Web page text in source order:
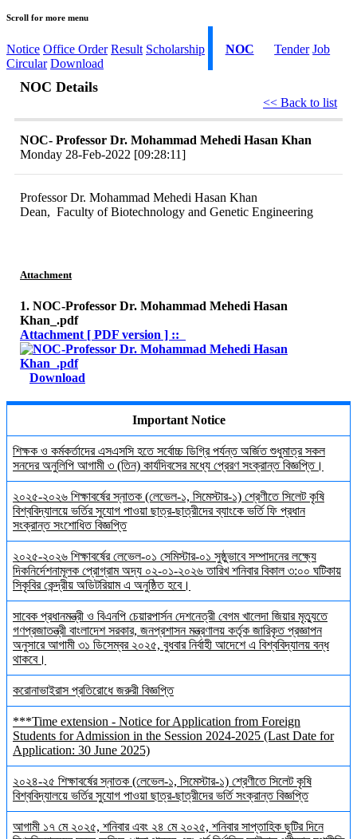
Scroll for more menu
Notice Office Order Result Scholarship NOC Tender Job
Circular Download
NOC Details
<< Back to list
NOC- Professor Dr. Mohammad Mehedi Hasan Khan
Monday 28-Feb-2022 [09:28:11]
Professor Dr. Mohammad Mehedi Hasan Khan
Dean, Faculty of Biotechnology and Genetic Engineering
Attachment
1. NOC-Professor Dr. Mohammad Mehedi Hasan
Khan_.pdf
Attachment [ PDF version ] ::
Download
Important Notice
শিক্ষক ও কর্মকর্তাদের এসএসসি হতে সর্বোচ্চ ডিগ্রি পর্যন্ত অর্জিত শুধুমাত্র সকল
সনদের অনুলিপি আগামী ৩ (তিন) কার্যদিবসের মধ্যে প্রেরণ সংক্রান্ত বিজ্ঞপ্তি।
২০২৫-২০২৬ শিক্ষাবর্ষের স্নাতক (লেভেল-১, সিমেস্টার-১) শ্রেণীতে সিলেট কৃষি
বিশ্ববিদ্যালয়ে ভর্তির সুযোগ পাওয়া ছাত্র-ছাত্রীদের ব্যাংকে ভর্তি ফি প্রধান
সংক্রান্ত সংশোধিত বিজ্ঞপ্তি
২০২৫-২০২৬ শিক্ষাবর্ষের লেভেল-০১ সেমিস্টার-০১ সুষ্ঠুভাবে সম্পাদনের লক্ষ্যে
দিকনির্দেশনামূলক প্রোগ্রাম অদ্য ০২-০১-২০২৬ তারিখ শনিবার বিকাল ৩:০০ ঘটিকায়
সিকৃবির কেন্দ্রীয় অডিটরিয়াম এ অনুষ্ঠিত হবে।
সাবেক প্রধানমন্ত্রী ও বিএনপি চেয়ারপার্সন দেশনেত্রী বেগম খালেদা জিয়ার মৃত্যুতে
গণপ্রজাতন্ত্রী বাংলাদেশ সরকার, জনপ্রশাসন মন্ত্রণালয় কর্তৃক জারিকৃত প্রজ্ঞাপন
অনুসারে আগামী ৩১ ডিসেম্বর ২০২৫, বুধবার নির্বাহী আদেশে এ বিশ্ববিদ্যালয় বন্ধ
থাকবে।
করোনাভাইরাস প্রতিরোধে জরুরী বিজ্ঞপ্তি
***Time extension - Notice for Application from Foreign
Students for Admission in the Session 2024-2025 (Last Date for
Application: 30 June 2025)
২০২৪-২৫ শিক্ষাবর্ষের স্নাতক (লেভেল-১, সিমেস্টার-১) শ্রেণীতে সিলেট কৃষি
বিশ্ববিদ্যালয়ে ভর্তির সুযোগ পাওয়া ছাত্র-ছাত্রীদের ভর্তি সংক্রান্ত বিজ্ঞপ্তি
আগামী ১৭ মে ২০২৫, শনিবার এবং ২৪ মে ২০২৫, শনিবার সাপ্তাহিক ছুটির দিনে